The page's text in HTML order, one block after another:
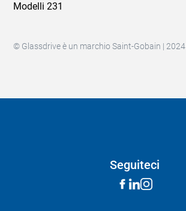
Modelli 231
© Glassdrive è un marchio Saint-Gobain | 2024
Seguiteci